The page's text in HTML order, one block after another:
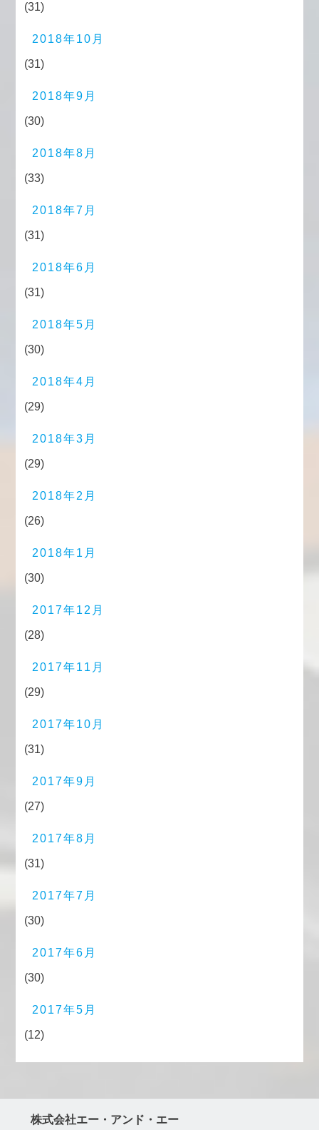
(31)
2018年10月
(31)
2018年9月
(30)
2018年8月
(33)
2018年7月
(31)
2018年6月
(31)
2018年5月
(30)
2018年4月
(29)
2018年3月
(29)
2018年2月
(26)
2018年1月
(30)
2017年12月
(28)
2017年11月
(29)
2017年10月
(31)
2017年9月
(27)
2017年8月
(31)
2017年7月
(30)
2017年6月
(30)
2017年5月
(12)
株式会社エー・アンド・エー